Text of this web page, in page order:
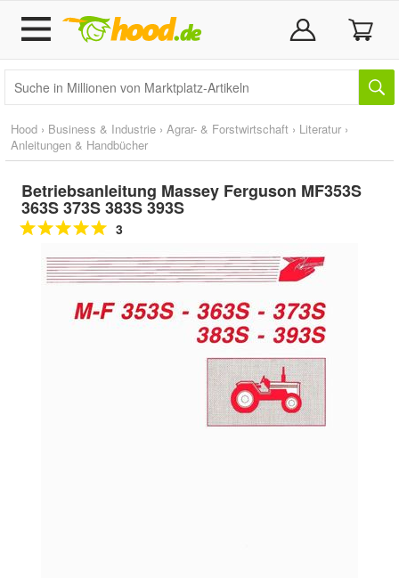
Hood › Business & Industrie › Agrar- & Forstwirtschaft › Literatur ›
Anleitungen & Handbücher
Betriebsanleitung Massey Ferguson MF353S
363S 373S 383S 393S
3